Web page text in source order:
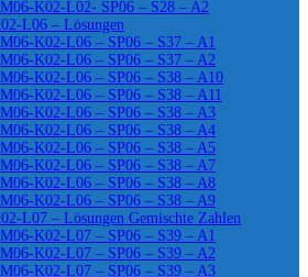
M06-K02-L02- SP06 – S28 – A2
L06 – Lösungen
M06-K02-L06 – SP06 – S37 – A1
M06-K02-L06 – SP06 – S37 – A2
M06-K02-L06 – SP06 – S38 – A10
M06-K02-L06 – SP06 – S38 – A11
M06-K02-L06 – SP06 – S38 – A3
M06-K02-L06 – SP06 – S38 – A4
M06-K02-L06 – SP06 – S38 – A5
M06-K02-L06 – SP06 – S38 – A7
M06-K02-L06 – SP06 – S38 – A8
M06-K02-L06 – SP06 – S38 – A9
L07 – Lösungen Gemischte Zahlen
M06-K02-L07 – SP06 – S39 – A1
M06-K02-L07 – SP06 – S39 – A2
M06-K02-L07 – SP06 – S39 – A3